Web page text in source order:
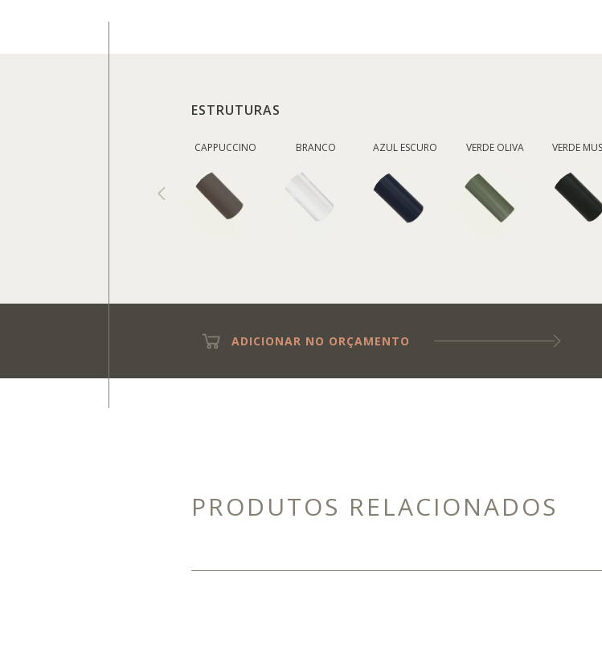
ESTRUTURAS
CAPPUCCINO BRANCO AZUL ESCURO VERDE OLIVA VERDE
ADICIONAR NO ORÇAMENTO
PRODUTOS RELACIONADOS